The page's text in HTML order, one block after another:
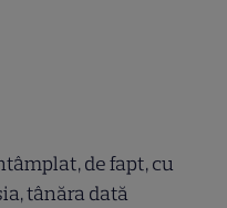
de fapt, cu
tânăra dată